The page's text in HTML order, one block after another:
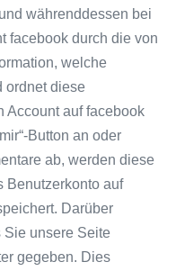
währenddessen bei
facebook durch die von
welche
ordnet diese
Account auf facebook
Button an oder
ab, werden diese
Benutzerkonto auf
Darüber
Sie unsere Seite
gegeben. Dies